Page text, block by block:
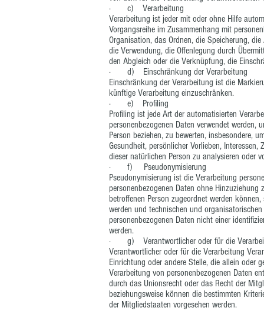
· c) Verarbeitung
Verarbeitung ist jeder mit oder ohne Hilfe
Vorgangsreihe im Zusammenhang mit
Organisation, das Ordnen, die Speicherung,
die Verwendung, die Offenlegung durch
den Abgleich oder die Verknüpfung, die
· d) Einschränkung der Verarbeitung
Einschränkung der Verarbeitung ist die
künftige Verarbeitung einzuschränken.
· e) Profiling
Profiling ist jede Art der automatisierten
personenbezogenen Daten verwendet
Person beziehen, zu bewerten, insbesondere,
Gesundheit, persönlicher Vorlieben,
dieser natürlichen Person zu analysieren oder
· f) Pseudonymisierung
Pseudonymisierung ist die Verarbeitung
personenbezogenen Daten ohne
betroffenen Person zugeordnet werden
werden und technischen und
personenbezogenen Daten nicht einer
werden.
· g) Verantwortlicher oder für die
Verantwortlicher oder für die Verarbeitung
Einrichtung oder andere Stelle, die allein oder
Verarbeitung von personenbezogenen Daten
durch das Unionsrecht oder das Recht der
beziehungsweise können die bestimmten
der Mitgliedstaaten vorgesehen werden.